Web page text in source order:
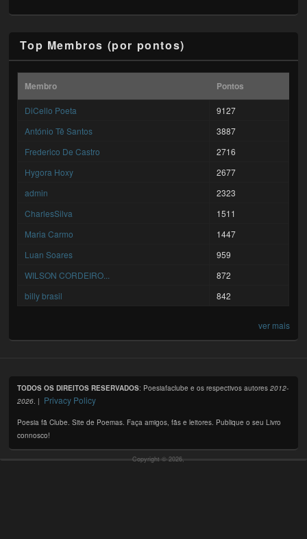
Top Membros (por pontos)
Membro Pontos
DiCello Poeta
9127
António Tê Santos
3887
Frederico De Castro
2716
Hygora Hoxy
2677
admin
2323
CharlesSilva
1511
Maria Carmo
1447
Luan Soares
959
WILSON CORDEIRO...
872
billy brasil
842
ver mais
TODOS OS DIREITOS RESERVADOS: Poesiafaclube e os respectivos autores2012-
2026. | Privacy Policy
Poesia fã Clube. Site de Poemas. Faça amigos, fãs e leitores. Publique o seu Livro
connosco!
Copyright © 2026,